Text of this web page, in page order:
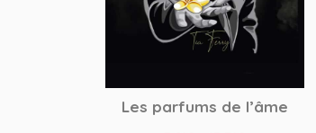
Les parfums de l’âme